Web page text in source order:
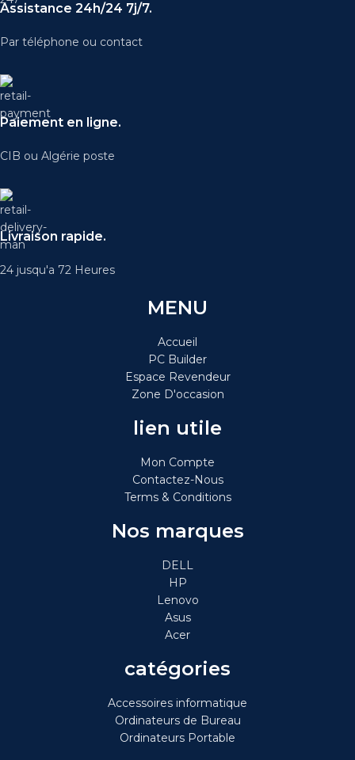
Assistance 24h/24 7j/7.
Par téléphone ou contact
Paiement en ligne.
CIB ou Algérie poste
Livraison rapide.
24 jusqu'a 72 Heures
MENU
Accueil
PC Builder
Espace Revendeur
Zone D'occasion
lien utile
Mon Compte
Contactez-Nous
Terms & Conditions
Nos marques
DELL
HP
Lenovo
Asus
Acer
catégories
Accessoires informatique
Ordinateurs de Bureau
Ordinateurs Portable